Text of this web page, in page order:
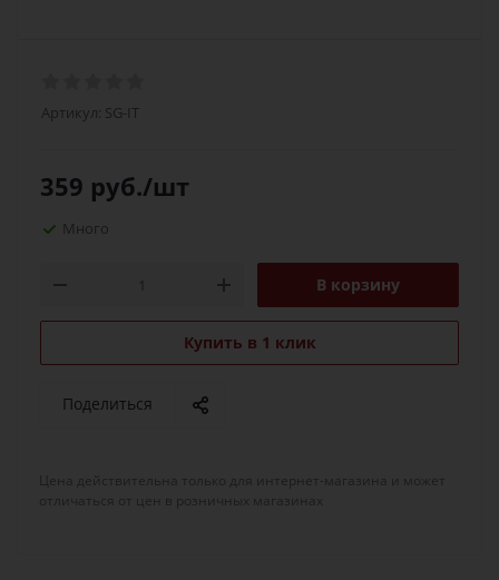
Артикул: SG-IT
359 руб./шт
Много
В корзину
Купить в 1 клик
Поделиться